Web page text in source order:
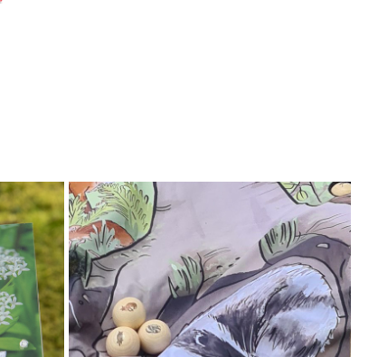
SPIELETUCH SCHICHTEN DES WALDES
2025